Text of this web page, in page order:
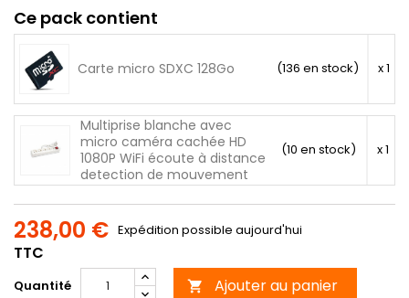
Ce pack contient
Carte micro SDXC 128Go (136 en stock) x 1
Multiprise blanche avec
micro caméra cachée HD
1080P WiFi écoute à distance
detection de mouvement
(10 en stock) x 1
238,00 €
TTC
Expédition possible aujourd'hui
Quantité  Ajouter au panier